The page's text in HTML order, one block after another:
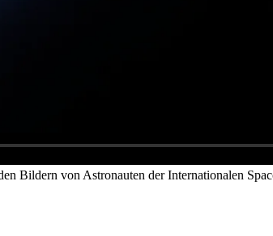
Bildern von Astronauten der Internationalen